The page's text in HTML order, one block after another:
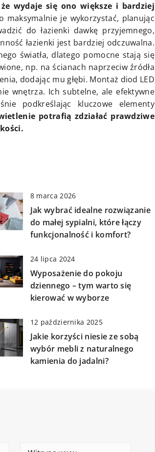
wydaje się ono większe i bardziej
maksymalnie je wykorzystać, planując
do łazienki dawkę przyjemnego,
łazienki jest bardziej odczuwalna.
światła, dlatego pomocne stają się
np. na ścianach naprzeciw źródła
dodając mu głębi. Montaż diod LED
wnętrza. Ich subtelne, ale efektywne
podkreślając kluczowe elementy
potrafią zdziałać prawdziwe
8 marca 2026
Jak wybrać idealne rozwiązanie
do małej sypialni, które łączy
funkcjonalność i komfort?
24 lipca 2024
Wyposażenie do pokoju
dziennego – tym warto się
kierować w wyborze
12 października 2025
Jakie korzyści niesie ze sobą
wybór mebli z naturalnego
kamienia do jadalni?